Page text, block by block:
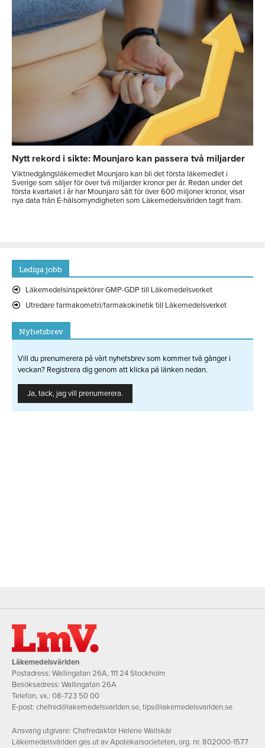
Nytt rekord i sikte: Mounjaro kan passera två miljarder
Viktnedgångsläkemedlet Mounjaro kan bli det första läkemedlet i
Sverige som säljer för över två miljarder kronor per år. Redan under det
första kvartalet i år har Mounjaro sålt för över 600 miljoner kronor, visar
nya data från E-hälsomyndigheten som Läkemedelsvärlden tagit fram.
Lediga jobb
Läkemedelsinspektörer GMP-GDP till Läkemedelsverket
Utredare farmakometri/farmakokinetik till Läkemedelsverket
Nyhetsbrev
Vill du prenumerera på vårt nyhetsbrev som kommer två gånger i
veckan? Registrera dig genom att klicka på länken nedan.
Ja, tack, jag vill prenumerera.
Läkemedelsvärlden
Postadress: Wallingatan 26A, 111 24 Stockholm
Besöksadress: Wallingatan 26A
Telefon, vx.: 08-723 50 00
E-post: chefred@lakemedelsvarlden.se,tips@lakemedelsvarlden.se
Ansvarig utgivare: Chefredaktör Helene Wallskär
Läkemedelsvärlden ges ut av Apotekarsocieteten, org. nr. 802000-1577